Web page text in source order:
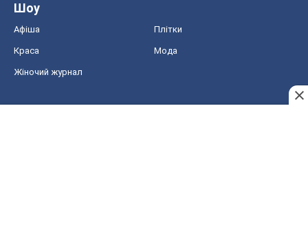
Шоу
Афіша Плітки
Краса Мода
Жіночий журнал